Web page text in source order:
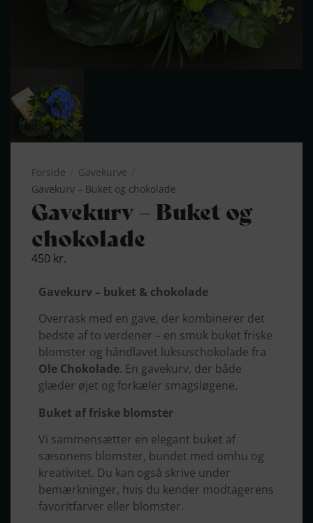
Forside Gavekurve
Gavekurv – Buket og chokolade
Gavekurv – Buket og
chokolade
450 kr.
Gavekurv – buket & chokolade
Overrask med en gave, der kombinerer det
bedste af to verdener – en smuk buket friske
blomster og håndlavet luksuschokolade fra
Ole Chokolade. En gavekurv, der både
glæder øjet og forkæler smagsløgene.
Buket af friske blomster
Vi sammensætter en elegant buket af
sæsonens blomster, bundet med omhu og
kreativitet. Du kan også skrive under
bemærkninger, hvis du kender modtagerens
favoritfarver eller blomster.